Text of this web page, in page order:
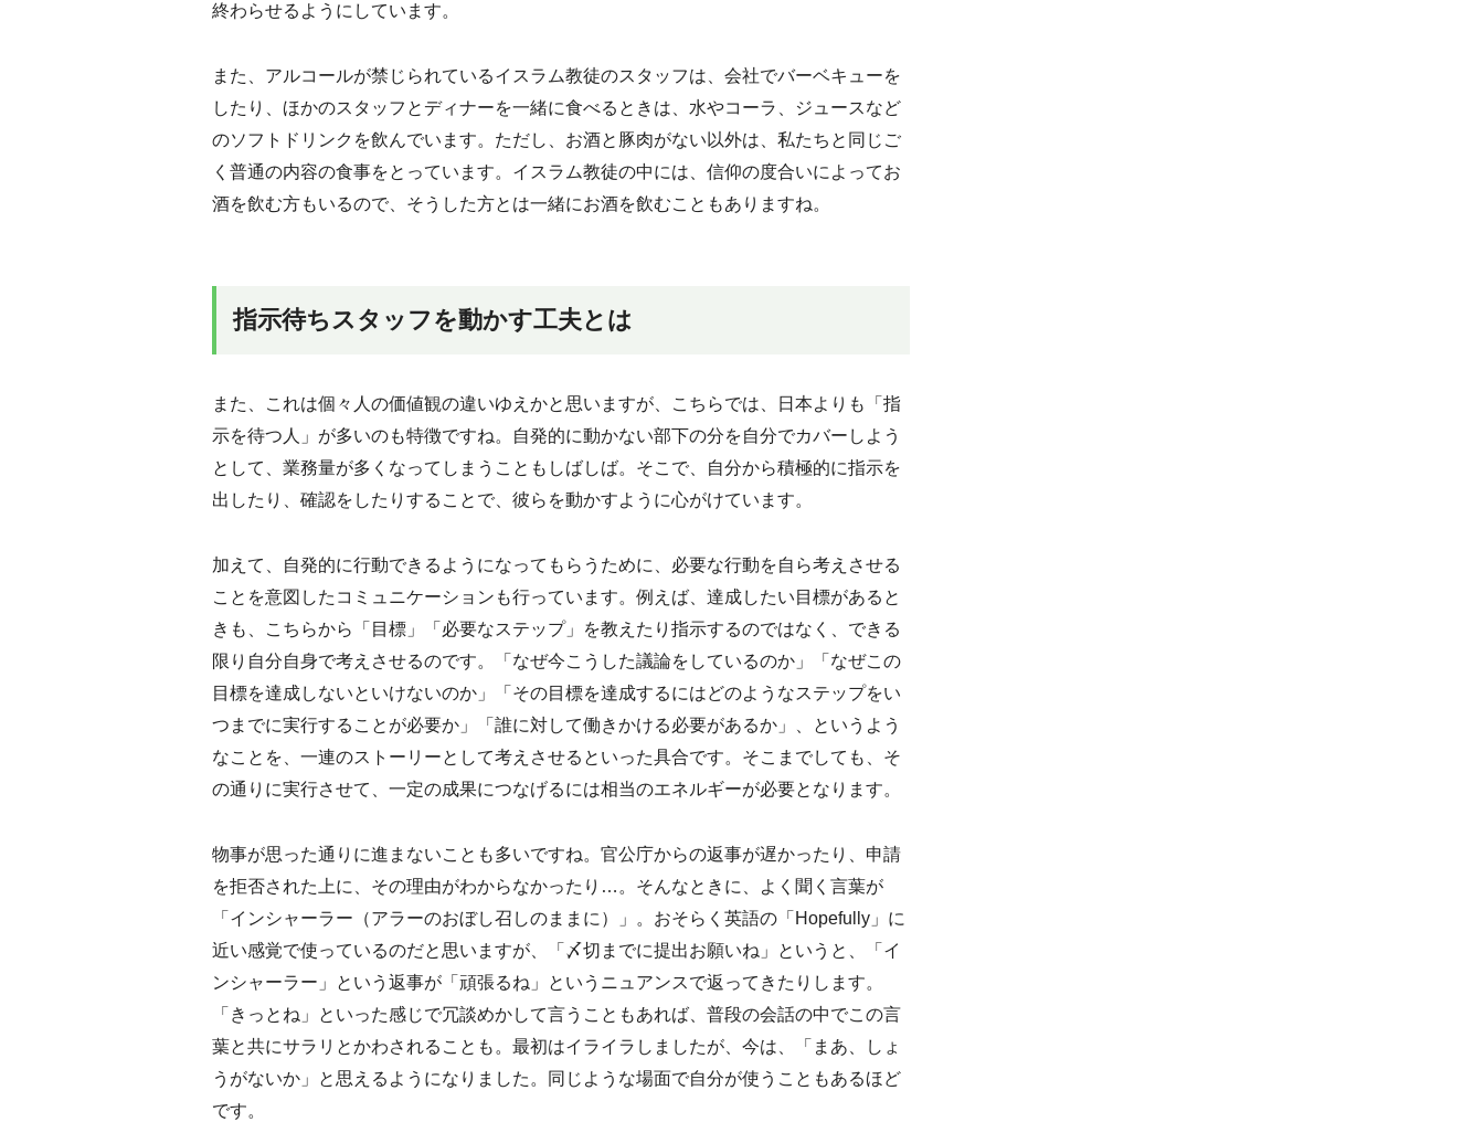
終わらせるようにしています。
また、アルコールが禁じられているイスラム教徒のスタッフは、会社でバーベキューを
したり、ほかのスタッフとディナーを一緒に食べるときは、水やコーラ、ジュースなど
のソフトドリンクを飲んでいます。ただし、お酒と豚肉がない以外は、私たちと同じご
く普通の内容の食事をとっています。イスラム教徒の中には、信仰の度合いによってお
酒を飲む方もいるので、そうした方とは一緒にお酒を飲むこともありますね。
指示待ちスタッフを動かす工夫とは
また、これは個々人の価値観の違いゆえかと思いますが、こちらでは、日本よりも「指
示を待つ人」が多いのも特徴ですね。自発的に動かない部下の分を自分でカバーしよう
として、業務量が多くなってしまうこともしばしば。そこで、自分から積極的に指示を
出したり、確認をしたりすることで、彼らを動かすように心がけています。
加えて、自発的に行動できるようになってもらうために、必要な行動を自ら考えさせる
ことを意図したコミュニケーションも行っています。例えば、達成したい目標があると
きも、こちらから「目標」「必要なステップ」を教えたり指示するのではなく、できる
限り自分自身で考えさせるのです。「なぜ今こうした議論をしているのか」「なぜこの
目標を達成しないといけないのか」「その目標を達成するにはどのようなステップをい
つまでに実行することが必要か」「誰に対して働きかける必要があるか」、というよう
なことを、一連のストーリーとして考えさせるといった具合です。そこまでしても、そ
の通りに実行させて、一定の成果につなげるには相当のエネルギーが必要となります。
物事が思った通りに進まないことも多いですね。官公庁からの返事が遅かったり、申請
を拒否された上に、その理由がわからなかったり…。そんなときに、よく聞く言葉が
「インシャーラー（アラーのおぼし召しのままに）」。おそらく英語の「Hopefully」に
近い感覚で使っているのだと思いますが、「〆切までに提出お願いね」というと、「イ
ンシャーラー」という返事が「頑張るね」というニュアンスで返ってきたりします。
「きっとね」といった感じで冗談めかして言うこともあれば、普段の会話の中でこの言
葉と共にサラリとかわされることも。最初はイライラしましたが、今は、「まあ、しょ
うがないか」と思えるようになりました。同じような場面で自分が使うこともあるほど
です。